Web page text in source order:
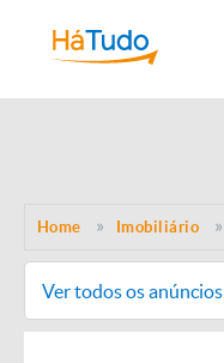
Home Imobiliário
Ver todos os anúncios